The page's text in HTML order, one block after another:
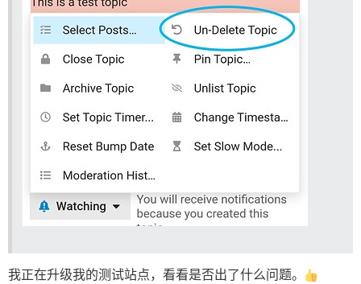
我正在升级我的测试站点，看看是否出了什么问题。